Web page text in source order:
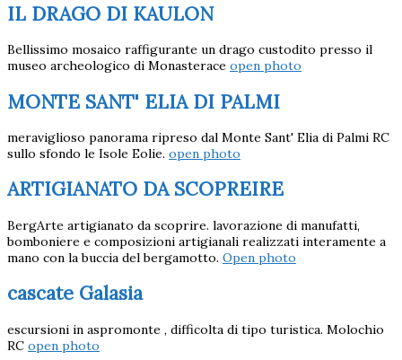
IL DRAGO DI KAULON
Bellissimo mosaico raffigurante un drago custodito presso il
museo archeologico di Monasterace open photo
MONTE SANT' ELIA DI PALMI
meraviglioso panorama ripreso dal Monte Sant' Elia di Palmi RC
sullo sfondo le Isole Eolie. open photo
ARTIGIANATO DA SCOPREIRE
BergArte artigianato da scoprire. lavorazione di manufatti,
bomboniere e composizioni artigianali realizzati interamente a
mano con la buccia del bergamotto. Open photo
cascate Galasia
escursioni in aspromonte , difficolta di tipo turistica. Molochio
RC open photo